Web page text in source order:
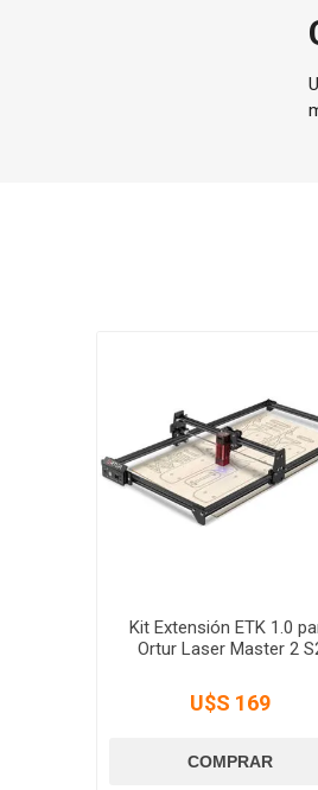
Kit Extensión ETK 1.0
Ortur Laser Master 2
U$S 169